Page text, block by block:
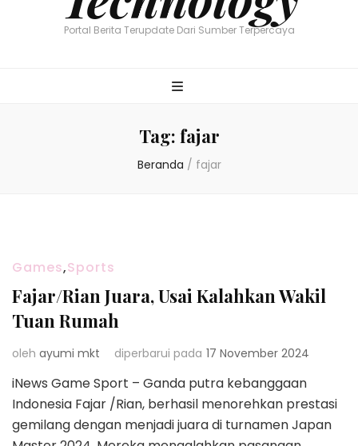
Portal Berita Terupdate Dari Sumber Terpercaya
Tag: fajar
Beranda / fajar
Games,Sports
Fajar/Rian Juara, Usai Kalahkan Wakil
Tuan Rumah
oleh ayumi mkt diperbarui pada 17 November 2024
iNews Game Sport – Ganda putra kebanggaan
Indonesia Fajar /Rian, berhasil menorehkan prestasi
gemilang dengan menjadi juara di turnamen Japan